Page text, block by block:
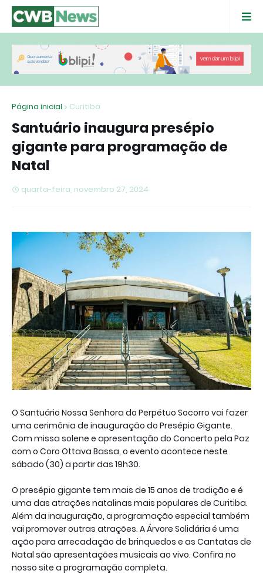
Página inicial Curitiba
Santuário inaugura presépio
gigante para programação de
Natal
quarta-feira, novembro 27, 2024
O Santuário Nossa Senhora do Perpétuo Socorro vai fazer
uma cerimônia de inauguração do Presépio Gigante.
Com missa solene e apresentação do Concerto pela Paz
com o Coro Ottava Bassa, o evento acontece neste
sábado (30) a partir das 19h30.
O presépio gigante tem mais de 15 anos de tradição e é
uma das atrações natalinas mais populares de Curitiba.
Além da inauguração, a programação especial também
vai promover outras atrações. A Árvore Solidária é uma
ação para arrecadação de brinquedos e as Cantatas de
Natal são apresentações musicais ao vivo. Confira no
nosso site a programação completa.